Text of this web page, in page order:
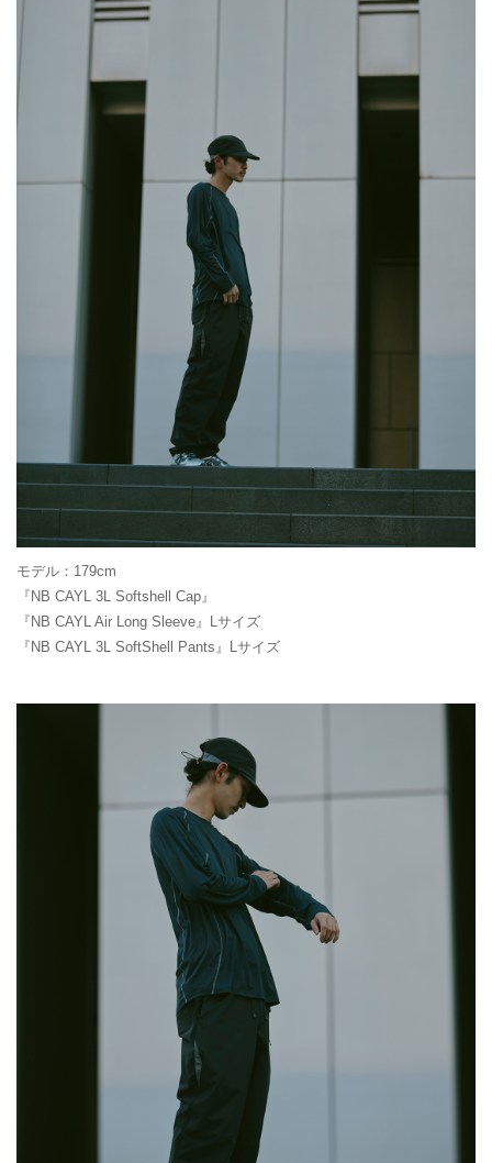
モデル：179cm
『NB CAYL 3L Softshell Cap』
『NB CAYL Air Long Sleeve』Lサイズ
『NB CAYL 3L SoftShell Pants』Lサイズ